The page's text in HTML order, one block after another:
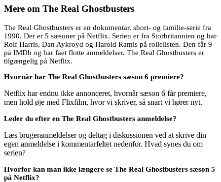
Mere om The Real Ghostbusters
The Real Ghostbusters er en dokumentar, short- og familie-serie fra
1990. Der er 5 sæsoner på Netflix. Serien er fra Storbritannien og har
Rolf Harris, Dan Aykroyd og Harold Ramis på rollelisten. Den får 9
på IMDb og har fået flotte anmeldelser. The Real Ghostbusters er
tilgængelig på Netflix.
Hvornår har The Real Ghostbusters sæson 6 premiere?
Netflix har endnu ikke annonceret, hvornår sæson 6 får premiere,
men hold øje med Flixfilm, hvor vi skriver, så snart vi hører nyt.
Leder du efter en The Real Ghostbusters anmeldelse?
Læs brugeranmeldelser og deltag i diskussionen ved at skrive din
egen anmeldelse i kommentarfeltet nedenfor. Hvad synes du om
serien?
Hvorfor kan man ikke længere se The Real Ghostbusters sæson 5
på Netflix?